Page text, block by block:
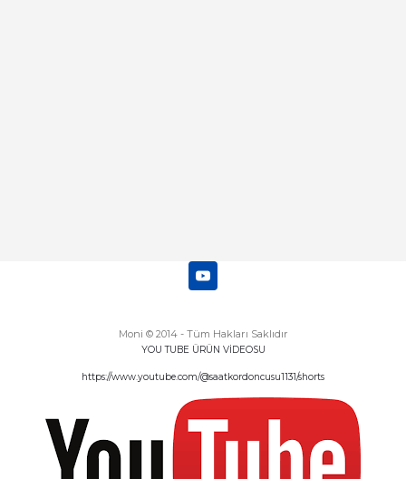
Moni © 2014 - Tüm Hakları Saklıdır
YOU TUBE ÜRÜN VİDEOSU
https://www.youtube.com/@saatkordoncusu1131/shorts